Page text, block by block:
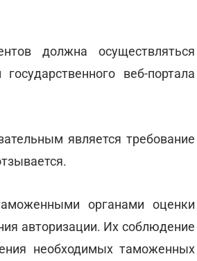
должна осуществляться
веб-портала
является требование
органами оценки
авторизации. Их соблюдение
необходимых таможенных